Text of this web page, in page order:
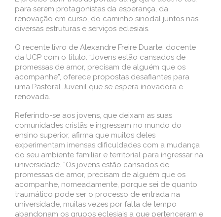
para serem protagonistas da esperança, da
renovação em curso, do caminho sinodal juntos nas
diversas estruturas e serviços eclesiais.
O recente livro de Alexandre Freire Duarte, docente
da UCP com o título: “Jovens estão cansados de
promessas de amor, precisam de alguém que os
acompanhe”, oferece propostas desafiantes para
uma Pastoral Juvenil que se espera inovadora e
renovada.
Referindo-se aos jovens, que deixam as suas
comunidades cristãs e ingressam no mundo do
ensino superior, afirma que muitos deles
experimentam imensas dificuldades com a mudança
do seu ambiente familiar e territorial para ingressar na
universidade. “Os jovens estão cansados de
promessas de amor, precisam de alguém que os
acompanhe, nomeadamente, porque sei de quanto
traumático pode ser o processo de entrada na
universidade, muitas vezes por falta de tempo
abandonam os grupos eclesiais a que pertenceram e